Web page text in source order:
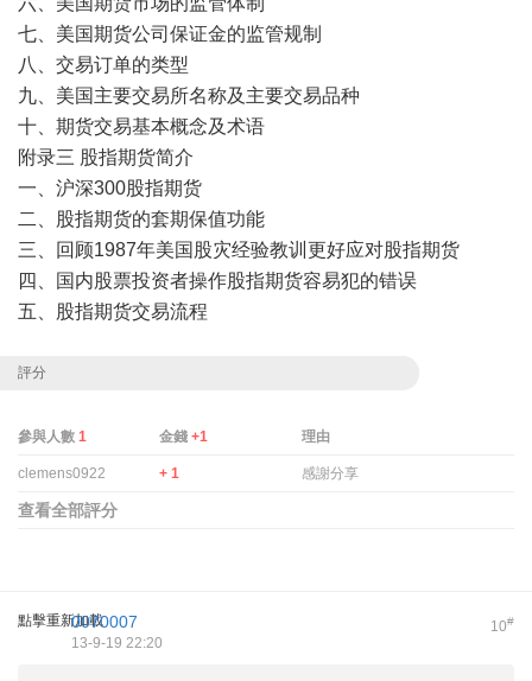
七、美国期货公司保证金的监管规制
八、交易订单的类型
九、美国主要交易所名称及主要交易品种
十、期货交易基本概念及术语
附录三 股指期货简介
一、沪深300股指期货
二、股指期货的套期保值功能
三、回顾1987年美国股灾经验教训更好应对股指期货
四、国内股票投资者操作股指期货容易犯的错误
五、股指期货交易流程
評分
參與人數 1 金錢+1 理由
clemens0922 + 1 感謝分享
查看全部評分
點擊重新加載 10#
0070007
13-9-19 22:20